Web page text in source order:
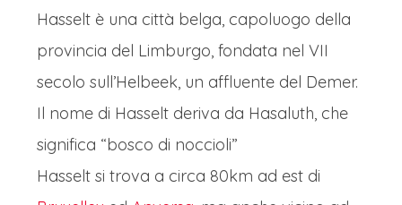
Hasselt è una città belga, capoluogo della
provincia del Limburgo, fondata nel VII
secolo sull’Helbeek, un affluente del Demer.
Il nome di Hasselt deriva da Hasaluth, che
significa “bosco di noccioli”
Hasselt si trova a circa 80km ad est di